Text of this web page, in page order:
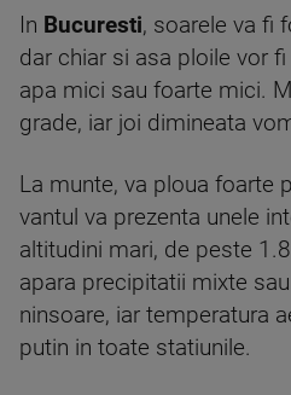
In Bucuresti, soarele va fi
dar chiar si asa ploile vor
apa mici sau foarte mici.
grade, iar joi dimineata
La munte, va ploua foarte
vantul va prezenta unele
altitudini mari, de peste
apara precipitatii mixte
ninsoare, iar temperatura
putin in toate statiunile.